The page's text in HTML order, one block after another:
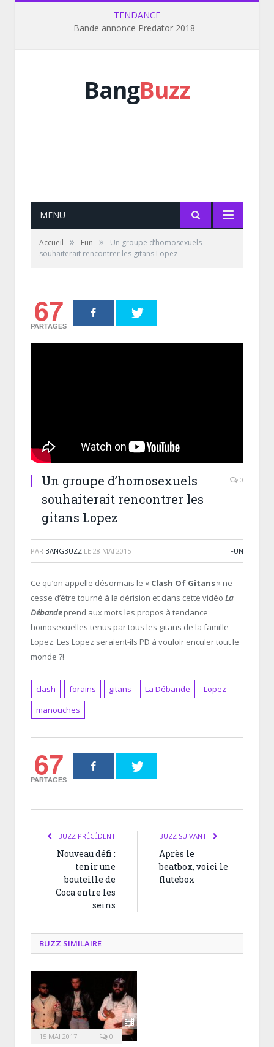
TENDANCE
Bande annonce Predator 2018
BangBuzz
MENU
Accueil » Fun »
Un groupe d’homosexuels
souhaiterait rencontrer les gitans Lopez
67
PARTAGES
Un groupe d’homosexuels
souhaiterait rencontrer les
gitans Lopez
0
PAR BANGBUZZ LE 28 MAI 2015 FUN
Ce qu’on appelle désormais le « Clash Of Gitans» ne
cesse d’être tourné à la dérision et dans cette vidéo La
Débandeprend aux mots les propos à tendance
homosexuelles tenus par tous les gitans de la famille
Lopez. Les Lopez seraient-ils PD à vouloir enculer tout le
monde ?!
clash forains gitans La Débande
Lopez
manouches
67
PARTAGES
BUZZ PRÉCÉDENT
Nouveau défi :
tenir une
bouteille de
Coca entre les
seins
BUZZ SUIVANT
Après le
beatbox, voici le
flutebox
BUZZ SIMILAIRE
15 MAI 2017 0